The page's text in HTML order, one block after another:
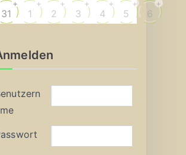
31
+
1
+
2
+
3
+
4
+
5
+
6
+